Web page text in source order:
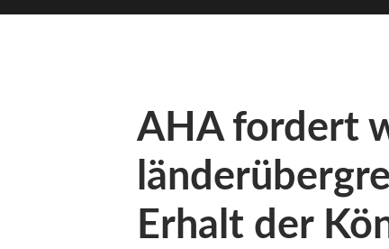
AHA fordert
Erhalt der